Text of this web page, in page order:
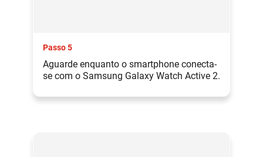
Passo 5
Aguarde enquanto o smartphone conecta-
se com o Samsung Galaxy Watch Active 2.